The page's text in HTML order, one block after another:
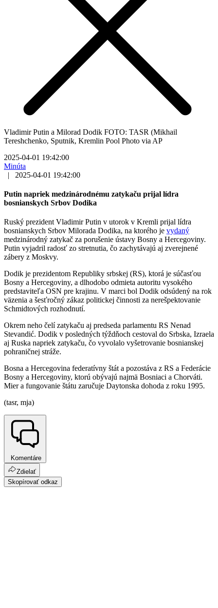
Vladimir Putin a Milorad Dodik FOTO: TASR (Mikhail
Tereshchenko, Sputnik, Kremlin Pool Photo via AP
2025-04-01 19:42:00
Minúta
|
2025-04-01 19:42:00
Putin napriek medzinárodnému zatykaču prijal lídra
bosnianskych Srbov Dodika
Ruský prezident Vladimir Putin v utorok v Kremli prijal lídra
bosnianskych Srbov Milorada Dodika, na ktorého je vydaný
medzinárodný zatykač za porušenie ústavy Bosny a Hercegoviny.
Putin vyjadril radosť zo stretnutia, čo zachytávajú aj zverejnené
zábery z Moskvy.
Dodik je prezidentom Republiky srbskej (RS), ktorá je súčasťou
Bosny a Hercegoviny, a dlhodobo odmieta autoritu vysokého
predstaviteľa OSN pre krajinu. V marci bol Dodik odsúdený na rok
väzenia a šesťročný zákaz politickej činnosti za nerešpektovanie
Schmidtových rozhodnutí.
Okrem neho čelí zatykaču aj predseda parlamentu RS Nenad
Stevandić. Dodik v posledných týždňoch cestoval do Srbska, Izraela
aj Ruska napriek zatykaču, čo vyvolalo vyšetrovanie bosnianskej
pohraničnej stráže.
Bosna a Hercegovina federatívny štát a pozostáva z RS a Federácie
Bosny a Hercegoviny, ktorú obývajú najmä Bosniaci a Chorváti.
Mier a fungovanie štátu zaručuje Daytonska dohoda z roku 1995.
(tasr, mja)
Komentáre
Zdielať
Skopírovať odkaz